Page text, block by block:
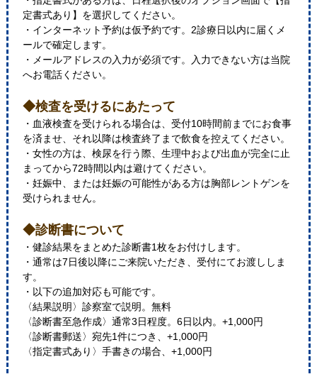
定書式あり】を選択してください。
・インターネット予約は仮予約です。2診療日以内に届くメ
ールで確定します。
・メールアドレスの入力が必須です。入力できない方は当院
へお電話ください。
◆検査を受けるにあたって
・血液検査を受けられる場合は、受付10時間前までにお食事
を済ませ、それ以降は検査終了まで飲食を控えてください。
・女性の方は、検尿を行う際、生理中および出血が完全に止
まってから72時間以内は避けてください。
・妊娠中、または妊娠の可能性がある方は胸部レントゲンを
受けられません。
◆診断書について
・健診結果をまとめた診断書1枚をお付けします。
・通常は7日後以降にご来院いただき、受付にてお渡ししま
す。
・以下の追加対応も可能です。
〈結果説明〉診察室で説明。無料
〈診断書至急作成〉通常3日程度。6日以内。+1,000円
〈診断書郵送〉宛先1件につき、+1,000円
〈指定書式あり〉手書きの場合、+1,000円